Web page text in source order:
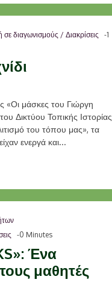
σε διαγωνισμούς / Διακρίσεις
-1
«Οι μάσκες του Γιώργη
Δικτύου Τοπικής Ιστορίας
του τόπου μας», τα
ενεργά και...
-0 Minutes
Ένα
μαθητές